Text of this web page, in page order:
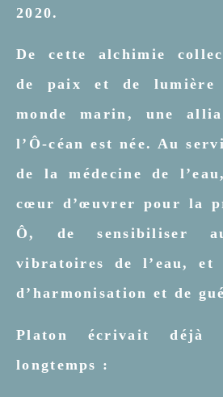
2020.
De cette alchimie
de paix et de lumière
monde marin, une
l’Ô-céan est née. Au
de la médecine de
cœur d’œuvrer pour la
Ô, de sensibiliser
vibratoires de l’eau, et
d’harmonisation et de
Platon écrivait
longtemps :